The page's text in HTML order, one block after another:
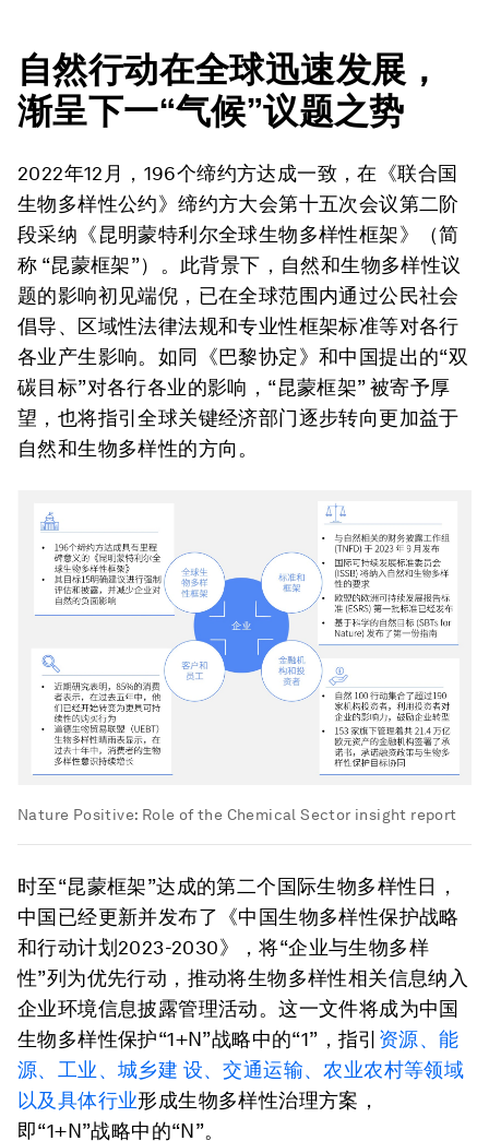
自然行动在全球迅速发展，
渐呈下一“气候”议题之势
2022年12月，196个缔约方达成一致，在《联合国
生物多样性公约》缔约方大会第十五次会议第二阶
段采纳《昆明蒙特利尔全球生物多样性框架》（简
称 “昆蒙框架”）。此背景下，自然和生物多样性议
题的影响初见端倪，已在全球范围内通过公民社会
倡导、区域性法律法规和专业性框架标准等对各行
各业产生影响。如同《巴黎协定》和中国提出的“双
碳目标”对各行各业的影响，“昆蒙框架” 被寄予厚
望，也将指引全球关键经济部门逐步转向更加益于
自然和生物多样性的方向。
Nature Positive: Role of the Chemical Sector insight report
时至“昆蒙框架”达成的第二个国际生物多样性日，
中国已经更新并发布了《中国生物多样性保护战略
和行动计划2023-2030》，将“企业与生物多样
性”列为优先行动，推动将生物多样性相关信息纳入
企业环境信息披露管理活动。这一文件将成为中国
生物多样性保护“1+N”战略中的“1”，指引 资源、能
源、工业、城乡建 设、交通运输、农业农村等领域
以及具体行业形成生物多样性治理方案，
即“1+N”战略中的“N”。